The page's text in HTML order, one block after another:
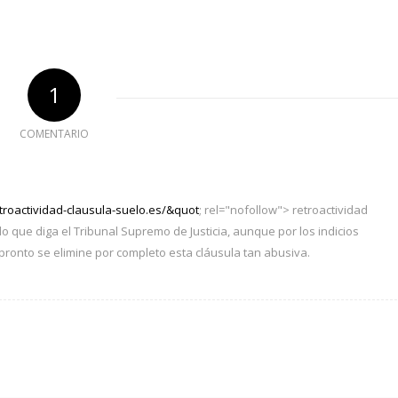
1
COMENTARIO
clausula-suelo.es/&quot; rel="nofollow"> retroactividad
diga el Tribunal Supremo de Justicia, aunque por los indicios
se elimine por completo esta cláusula tan abusiva.